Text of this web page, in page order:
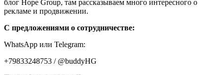
блог Hope Group, там рассказываем много интересного о
рекламе и продвижении.
С предложениями о сотрудничестве:
WhatsApp или Telegram:
+79833248753 / @buddyHG